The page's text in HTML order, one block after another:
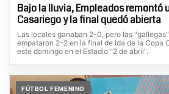
Bajo la lluvia, Empleados remontó
Casariego y la final quedó abierta
Las locales ganaban 2-0, pero las
empataron 2-2 en la final de ida de la Copa
este domingo en el Estadio "2 de abril".
FÚTBOL FEMENINO